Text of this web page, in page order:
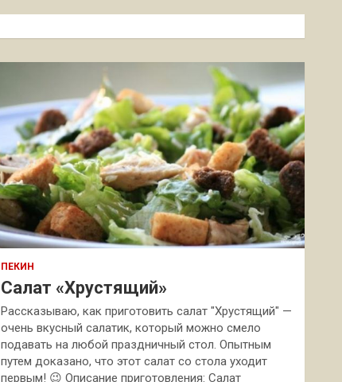
к
ПЕКИН
Салат «Хрустящий»
Рассказываю, как приготовить салат "Хрустящий" —
очень вкусный салатик, который можно смело
подавать на любой праздничный стол. Опытным
путем доказано, что этот салат со стола уходит
первым! 😉 Описание приготовления: Салат